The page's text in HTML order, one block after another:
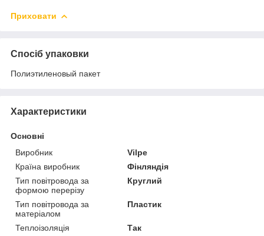
Приховати
Спосіб упаковки
Полиэтиленовый пакет
Характеристики
Основні
Виробник
Vilpe
Країна виробник
Фінляндія
Тип повітровода за
формою перерізу
Круглий
Тип повітровода за
матеріалом
Пластик
Теплоізоляція
Так